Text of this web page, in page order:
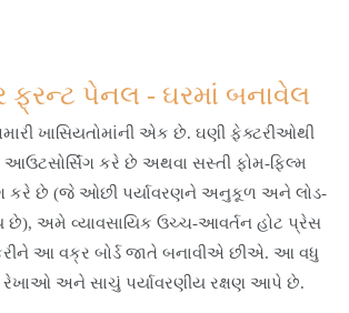
પેનલ - ઘરમાં બનાવેલ
ખાસિયતોમાંની એક છે. ઘણી ફેક્ટરીઓથી
આઉટસોર્સિંગ કરે છે અથવા સસ્તી ફોમ-ફિલ્મ
કરે છે (જે ઓછી પર્યાવરણને અનુકૂળ અને લોડ-
છે), અમે વ્યાવસાયિક ઉચ્ચ-આવર્તન હોટ પ્રેસ
આ વક્ર બોર્ડ જાતે બનાવીએ છીએ. આ વધુ
રેખાઓ અને સાચું પર્યાવરણીય રક્ષણ આપે છે.